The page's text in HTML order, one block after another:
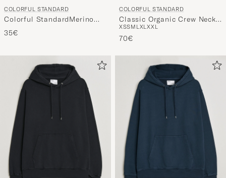
COLORFUL STANDARD
Colorful StandardMerino
Wool BeanieDusty Olive
35€
COLORFUL STANDARD
Classic Organic Crew Neck
Sweat Deep Black
XSSM LXLXXL
70€